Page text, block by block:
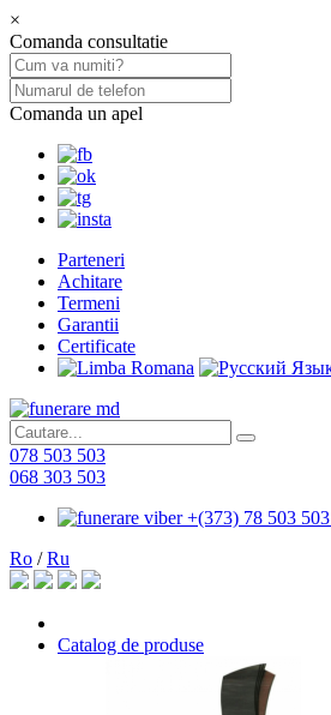
×
Comanda consultatie
Comanda un apel
Parteneri
Achitare
Termeni
Garantii
Certificate
078 503 503
068 303 503
+(373) 78 503 503
Ro /Ru
Catalog de produse